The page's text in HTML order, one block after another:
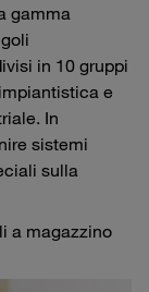
gamma
in 10 gruppi
e
In
sistemi
sulla
a magazzino